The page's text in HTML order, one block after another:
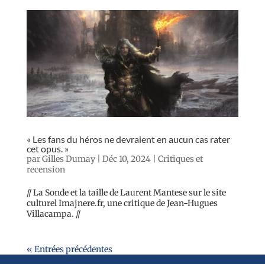
« Les fans du héros ne devraient en aucun cas rater
cet opus. »
parGilles Dumay| Déc 10, 2024| Critiques et
recension
// La Sonde et la taille de Laurent Mantese sur le site
culturel Imajnere.fr, une critique de Jean-Hugues
Villacampa. //
« Entrées précédentes